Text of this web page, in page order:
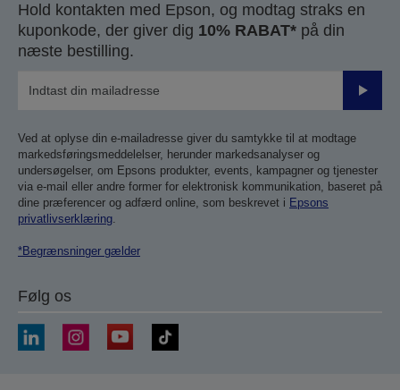
Hold kontakten med Epson, og modtag straks en
kuponkode, der giver dig 10% RABAT* på din
næste bestilling.
Send
Ved at oplyse din e-mailadresse giver du samtykke til at modtage
markedsføringsmeddelelser, herunder markedsanalyser og
undersøgelser, om Epsons produkter, events, kampagner og tjenester
via e-mail eller andre former for elektronisk kommunikation, baseret på
dine præferencer og adfærd online, som beskrevet i Epsons
privatlivserklæring.
*Begrænsninger gælder
Følg os